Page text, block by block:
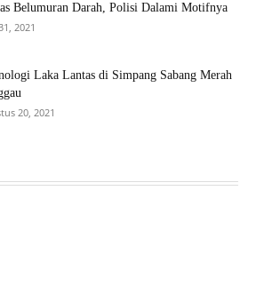
Belumuran Darah, Polisi Dalami Motifnya
2021
Laka Lantas di Simpang Sabang Merah
20, 2021